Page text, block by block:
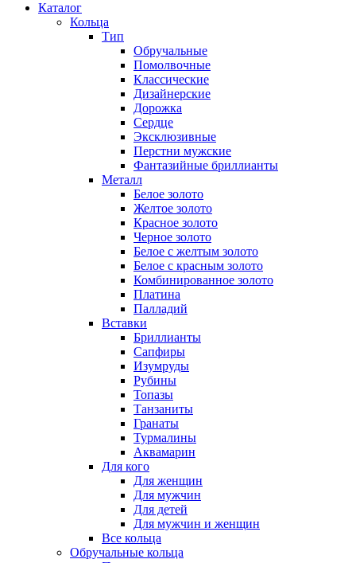
Каталог
Кольца
Тип
Обручальные
Помолвочные
Классические
Дизайнерские
Дорожка
Сердце
Эксклюзивные
Перстни мужские
Фантазийные бриллианты
Металл
Белое золото
Желтое золото
Красное золото
Черное золото
Белое с желтым золото
Белое с красным золото
Комбинированное золото
Платина
Палладий
Вставки
Бриллианты
Сапфиры
Изумруды
Рубины
Топазы
Танзаниты
Гранаты
Турмалины
Аквамарин
Для кого
Для женщин
Для мужчин
Для детей
Для мужчин и женщин
Все кольца
Обручальные кольца